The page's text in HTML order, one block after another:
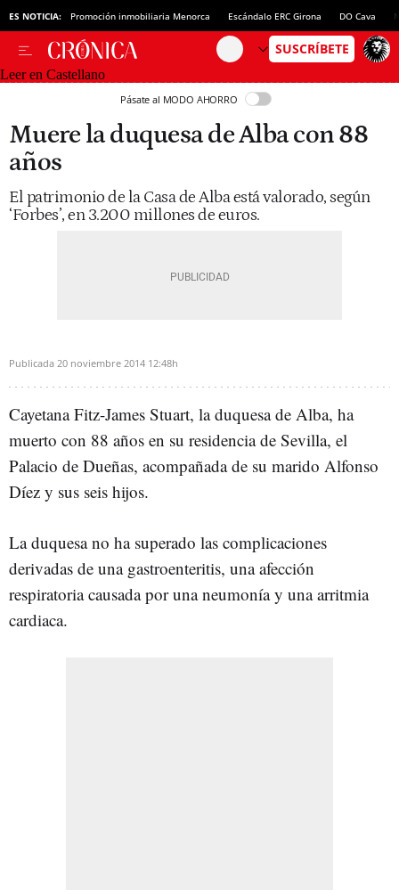
ES NOTICIA: Promoción inmobiliaria Menorca Escándalo ERC Girona DO Cava
Leer en Castellano
Pásate al MODO AHORRO
Muere la duquesa de Alba con 88
años
El patrimonio de la Casa de Alba está valorado, según
‘Forbes’, en 3.200 millones de euros.
Publicada 20 noviembre 2014 12:48h
Cayetana Fitz-James Stuart, la duquesa de Alba, ha
muerto con 88 años en su residencia de Sevilla, el
Palacio de Dueñas, acompañada de su marido Alfonso
Díez y sus seis hijos.
La duquesa no ha superado las complicaciones
derivadas de una gastroenteritis, una afección
respiratoria causada por una neumonía y una arritmia
cardiaca.